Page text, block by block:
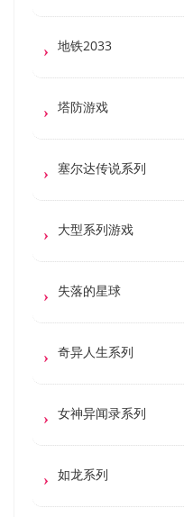
地铁2033
塔防游戏
塞尔达传说系列
大型系列游戏
失落的星球
奇异人生系列
女神异闻录系列
如龙系列